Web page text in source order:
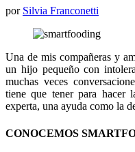
por Silvia Franconetti
Una de mis compañeras y
un hijo pequeño con
muchas veces
tiene que tener para hacer
experta, una ayuda como la
CONOCEMOS